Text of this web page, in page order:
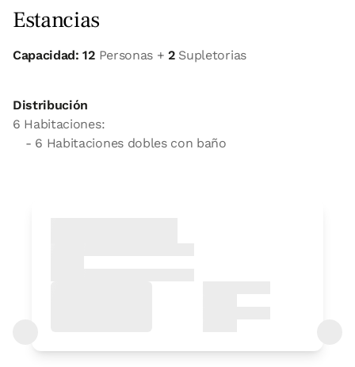
Estancias
Capacidad: 12Personas +2Supletorias
Distribución
6 Habitaciones:
- 6 Habitaciones dobles con baño